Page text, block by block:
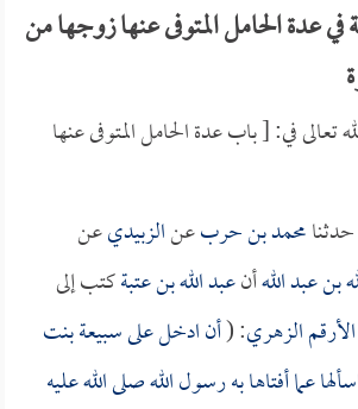
عدة الحامل المتوفى عنها زوجها من
تعالى في: [ باب عدة الحامل المتوفى عنها
حدثنامحمد بن حربعنالزبيديعن
بن عبد اللهأنعبد الله بن عتبةكتب إلى
الزهري: (أن ادخل علىسبيعة بنت
عما أفتاها به رسول الله صلى الله عليه